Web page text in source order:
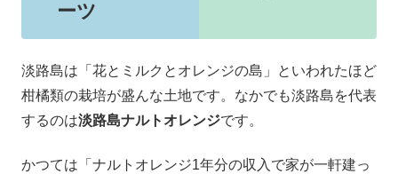
ーツ
淡路島は「花とミルクとオレンジの島」といわれたほど
柑橘類の栽培が盛んな土地です。なかでも淡路島を代表
するのは淡路島ナルトオレンジです。
かつては「ナルトオレンジ1年分の収入で家が一軒建っ